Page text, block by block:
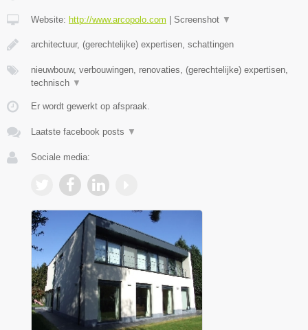
Website: http://www.arcopolo.com Screenshot ▼
architectuur, (gerechtelijke) expertisen, schattingen
nieuwbouw, verbouwingen, renovaties, (gerechtelijke) expertisen,
technisch ▼
Er wordt gewerkt op afspraak.
Laatste facebook posts ▼
Sociale media: